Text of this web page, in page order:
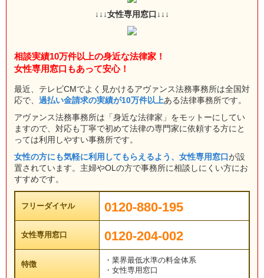
↓↓↓女性専用窓口↓↓↓
相談実績10万件以上の身近な法律家！
女性専用窓口もあって安心！
最近、テレビCMでよく見かけるアヴァンス法務事務所は全国対
応で、 過払い金請求の実績が10万件以上ある法律事務所です。
アヴァンス法務事務所は「身近な法律家」をモットーにしてい
ますので、対応も丁寧で初めて法律の専門家に依頼する方にと
っては利用しやすい事務所です。
女性の方にも気軽に利用してもらえるよう、女性専用窓口が設
置されています。主婦やOLの方で事務所に相談しにくい方にお
すすめです。
フリーダイヤル 0120-880-195
女性専用窓口 0120-204-002
特徴
・業界最低水準の料金体系
・女性専用窓口